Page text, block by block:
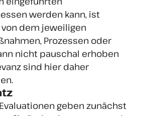
werden kann, ist
dem jeweiligen
Prozessen oder
nicht pauschal erhoben
sind hier daher
geben zunächst